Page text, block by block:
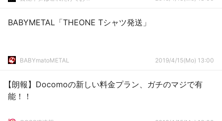
BABYMETAL「THEONE Tシャツ発送」
BABYmatoMETAL 2019/4/15(Mo) 13:00
【朗報】Docomoの新しい料金プラン、ガチのマジで有
能！！